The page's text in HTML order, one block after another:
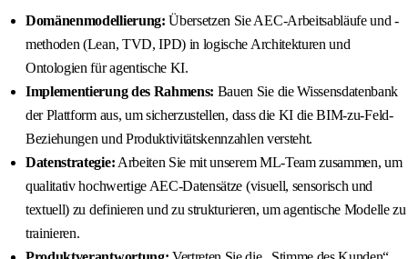
Domänenmodellierung: Übersetzen Sie AEC-Arbeitsabläufe und -
methoden (Lean, TVD, IPD) in logische Architekturen und
Ontologien für agentische KI.
Implementierung des Rahmens: Bauen Sie die Wissensdatenbank
der Plattform aus, um sicherzustellen, dass die KI die BIM-zu-Feld-
Beziehungen und Produktivitätskennzahlen versteht.
Datenstrategie: Arbeiten Sie mit unserem ML-Team zusammen, um
qualitativ hochwertige AEC-Datensätze (visuell, sensorisch und
textuell) zu definieren und zu strukturieren, um agentische Modelle zu
trainieren.